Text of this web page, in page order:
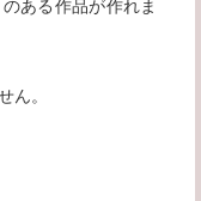
ある作品が作れま
ん。